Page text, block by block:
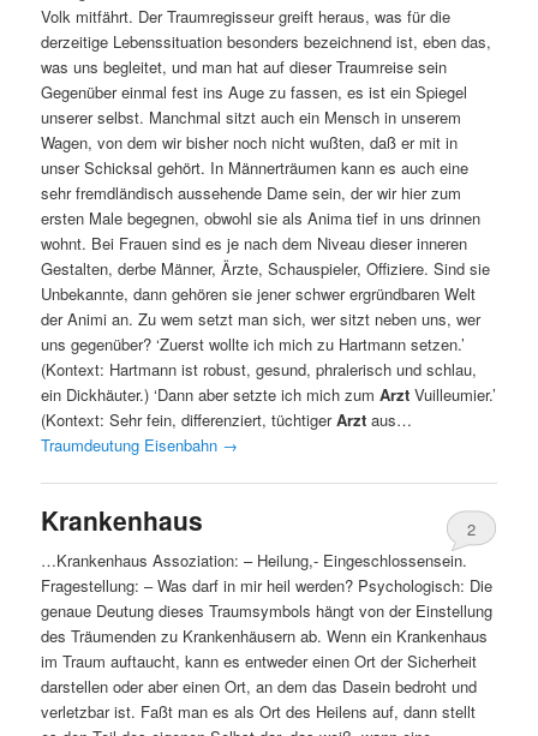
Volk mitfährt. Der Traumregisseur greift heraus, was für die
derzeitige Lebenssituation besonders bezeichnend ist, eben das,
was uns begleitet, und man hat auf dieser Traumreise sein
Gegenüber einmal fest ins Auge zu fassen, es ist ein Spiegel
unserer selbst. Manchmal sitzt auch ein Mensch in unserem
Wagen, von dem wir bisher noch nicht wußten, daß er mit in
unser Schicksal gehört. In Männerträumen kann es auch eine
sehr fremdländisch aussehende Dame sein, der wir hier zum
ersten Male begegnen, obwohl sie als Anima tief in uns drinnen
wohnt. Bei Frauen sind es je nach dem Niveau dieser inneren
Gestalten, derbe Männer, Ärzte, Schauspieler, Offiziere. Sind sie
Unbekannte, dann gehören sie jener schwer ergründbaren Welt
der Animi an. Zu wem setzt man sich, wer sitzt neben uns, wer
uns gegenüber? ‘Zuerst wollte ich mich zu Hartmann setzen.’
(Kontext: Hartmann ist robust, gesund, phralerisch und schlau,
ein Dickhäuter.) ‘Dann aber setzte ich mich zumArzt Vuilleumier.’
(Kontext: Sehr fein, differenziert, tüchtigerArzt aus…
Traumdeutung Eisenbahn →
Krankenhaus
2
…Krankenhaus Assoziation: – Heilung,- Eingeschlossensein.
Fragestellung: – Was darf in mir heil werden? Psychologisch: Die
genaue Deutung dieses Traumsymbols hängt von der Einstellung
des Träumenden zu Krankenhäusern ab. Wenn ein Krankenhaus
im Traum auftaucht, kann es entweder einen Ort der Sicherheit
darstellen oder aber einen Ort, an dem das Dasein bedroht und
verletzbar ist. Faßt man es als Ort des Heilens auf, dann stellt